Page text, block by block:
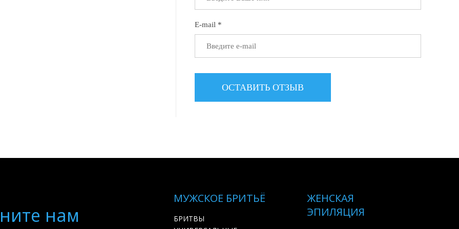
E-mail *
нам
МУЖСКОЕ БРИТЬЁ
БРИТВЫ
ЖЕНСКАЯ
ЭПИЛЯЦИЯ